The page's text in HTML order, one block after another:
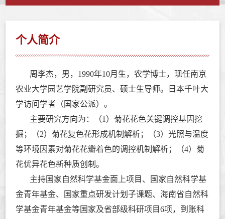
个人简介
周李杰， 男， 1990年10月生，农学博士，现任南京
农业大学园艺学院副研究员、硕士生导师。日本千叶大
学访问学者（国家公派）。
主要研究方向为：
（1）菊花花色关键调控基因挖
掘；
（2）菊花复色花形成机制解析； （3）光照与温度
等环境因素对菊花花瓣着色的调控机制解析；
（4）菊
花优异花色新种质创制。
主持国家自然科学基金面上项目、国家自然科学基
金青年基金、国家重点研发计划子课题、海南省自然科
学基金青年基金等国家及省部级科研项目6项，到账科